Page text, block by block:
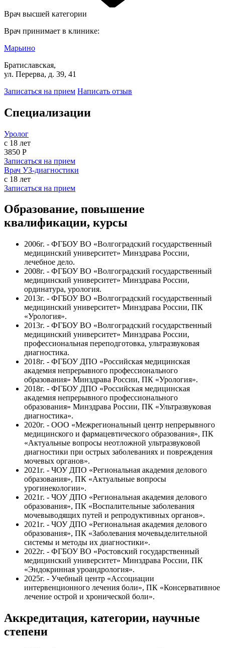
Врач высшей категории
Врач принимает в клинике:
Марьино
Братиславская,
ул. Перерва, д. 39, 41
Записаться на прием Написать отзыв
Специализации
Уролог
с 18 лет
3850 Р
Записаться на прием
Врач УЗ-диагностики
с 18 лет
Записаться на прием
Образование, повышение
квалификации, курсы
2006г. - ФГБОУ ВО «Волгоградский государственный
медицинский университет» Минздрава России,
лечебное дело.
2008г. - ФГБОУ ВО «Волгоградский государственный
медицинский университет» Минздрава России,
ординатура, урология.
2013г. - ФГБОУ ВО «Волгоградский государственный
медицинский университет» Минздрава России, ПК
«Урология».
2013г. - ФГБОУ ВО «Волгоградский государственный
медицинский университет» Минздрава России,
профессиональная переподготовка, ультразвуковая
диагностика.
2018г. - ФГБОУ ДПО «Российская медицинская
академия непрерывного профессионального
образования» Минздрава России, ПК «Урология».
2018г. - ФГБОУ ДПО «Российская медицинская
академия непрерывного профессионального
образования» Минздрава России, ПК «Ультразвуковая
диагностика».
2020г. - ООО «Межрегиональный центр непрерывного
медицинского и фармацевтического образования», ПК
«Актуальные вопросы неотложной ультразвуковой
диагностики при острых заболеваниях и повреждения
мочевых органов».
2021г. - ЧОУ ДПО «Региональная академия делового
образования», ПК «Актуальные вопросы
урогинекологии».
2021г. - ЧОУ ДПО «Региональная академия делового
образования», ПК «Воспалительные заболевания
мочевыводящих путей и репродуктивных органов».
2021г. - ЧОУ ДПО «Региональная академия делового
образования», ПК «Заболевания мочевыделительной
системы и методы их диагностики».
2022г. - ФГБОУ ВО «Ростовский государственный
медицинский университет» Минздрава России, ПК
«Эндокринная уроандрология».
2025г. - Учебный центр «Ассоциации
интервенционного лечения боли», ПК «Консервативное
лечение острой и хронической боли».
Аккредитация, категории, научные
степени